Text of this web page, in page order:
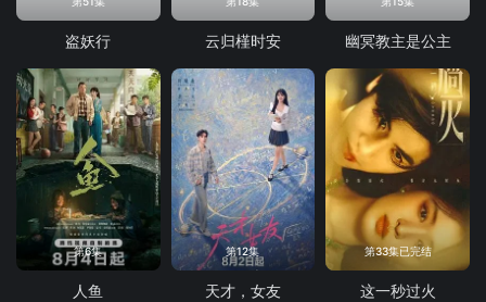
盗妖行 云归槿时安 幽冥教主是公主
第6集
人鱼
第12集
天才，女友
第33集已完结
这一秒过火